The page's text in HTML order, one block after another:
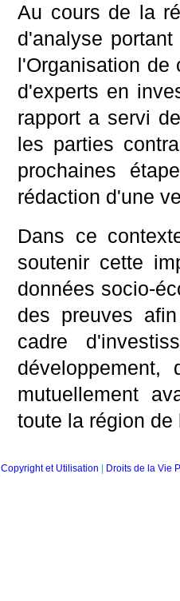
Au cours de la
d'analyse
l'Organisation de
d'experts en
rapport a servi
les parties
prochaines
rédaction d'une
Dans ce
soutenir cette
données socio-
des preuves
cadre
développement,
mutuellement
toute la région de
Copyright et Utilisation
Droits de la Vie